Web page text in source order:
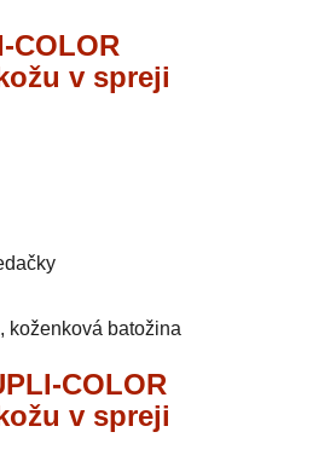
COLOR
v spreji
koženková batožina
COLOR
v spreji